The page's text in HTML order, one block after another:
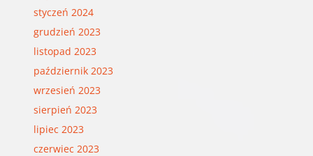
styczeń 2024
grudzień 2023
listopad 2023
październik 2023
wrzesień 2023
sierpień 2023
lipiec 2023
czerwiec 2023